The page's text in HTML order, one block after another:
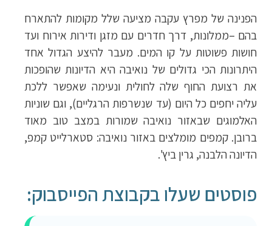
הפנינה של מפרץ עקבה מציעה שלל מקומות להתארח
בהם –ממלונות, דרך חדרים עם מזגן ודירות אירוח ועד
חושות פשוטות על קו המים. מעבר להיצע הגדול אחד
היתרונות הכי גדולים של נואיבה היא הדיונות שהופכות
את רצועת החוף שלה לחולית ונעימה שאפשר ללכת
עליה יחפים כל היום (עד שנשרפות הרגליים), וגם שוניות
האלמוגים שבאזור נואיבה שמורות במצב טוב מאוד
ברובן. קמפים מומלצים באזור נואיבה: סטארלייט קמפ,
הדיונה הלבנה, גרין ביץ'.
פוסטים שעלו בקבוצת הפייסבוק: